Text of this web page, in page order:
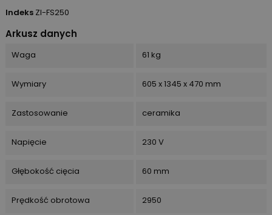
Indeks ZI-FS250
Arkusz danych
Waga 61 kg
Wymiary 605 x 1345 x 470 mm
Zastosowanie ceramika
Napięcie 230 V
Głębokość cięcia 60 mm
Prędkość obrotowa 2950